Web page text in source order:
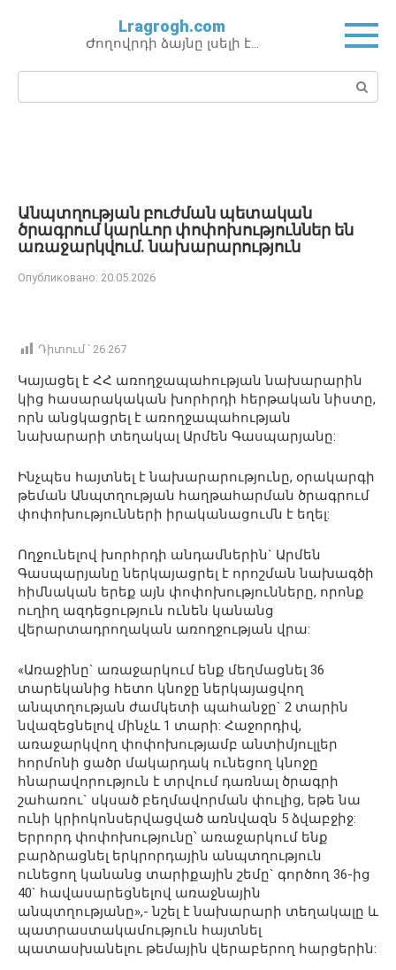
Lragrogh.com
Ժողովրդի ձայնը լսելի է…
Поиск:
Անպտղության բուժման պետական
ծրագրում կարևոր փոփոխություններ են
առաջարկվում․ նախարարություն
Опубликовано: 20.05.2026
Դիտում ՝ 26 267
Կայացել է ՀՀ առողջապահության նախարարին
կից հասարակական խորհրդի հերթական նիստը,
որն անցկացրել է առողջապահության
նախարարի տեղակալ Արմեն Գասպարյանը:
Ինչպես հայտնել է նախարարությունը, օրակարգի
թեման Անպտղության հաղթահարման ծրագրում
փոփոխությունների իրականացումն է եղել:
Ողջունելով խորհրդի անդամներին` Արմեն
Գասպարյանը ներկայացրել է որոշման նախագծի
հիմնական երեք այն փոփոխությունները, որոնք
ուղիղ ազդեցություն ունեն կանանց
վերարտադրողական առողջության վրա:
«Առաջինը` առաջարկում ենք մեղմացնել 36
տարեկանից հետո կնոջը ներկայացվող
անպտղության ժամկետի պահանջը` 2 տարին
նվազեցնելով մինչև 1 տարի: Հաջորդիվ,
առաջարկվող փոփոխությամբ անտիմյուլլեր
հորմոնի ցածր մակարդակ ունեցող կնոջը
հնարավորություն է տրվում դառնալ ծրագրի
շահառու` սկսած բեղմավորման փուլից, եթե նա
ունի կրիոկոնսերվացված առնվազն 5 ձվաբջիջ:
Երրորդ փոփոխությունը՝ առաջարկում ենք
բարձրացնել երկրորդային անպտղություն
ունեցող կանանց տարիքային շեմը` գործող 36-ից
40` հավասարեցնելով առաջնային
անպտղությանը»,- նշել է նախարարի տեղակալը և
պատրաստակամություն հայտնել
պատասխանելու թեմային վերաբերող հարցերին: